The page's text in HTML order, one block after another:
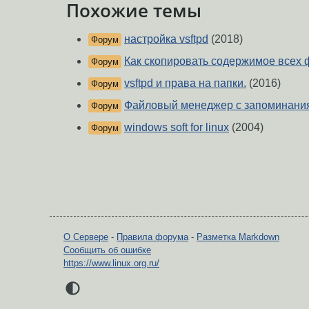
Похожие темы
Форум настройка vsftpd (2018)
Форум Как скопировать содержимое всех
Форум vsftpd и права на папки. (2016)
Форум Файловый менеджер с
Форум windows soft for linux (2004)
О Сервере - Правила форума- Разметка Markdown
Сообщить об ошибке
https://www.linux.org.ru/